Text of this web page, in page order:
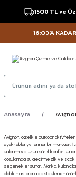
1500 TL ve
16:00'A KADAR
Anasayfa
Avignon, özellikle outdoor aktiviteler
ayakkabılarıyla tanınan bir
kullanımı ve uzun süreli konfor
koşullarında su geçirmezlik ve
seçenekler sunar. Marka,
alabilen astarlarla desteklenen